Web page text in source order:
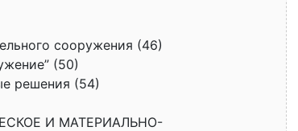
сооружения (46)
(50)
решения (54)
И МАТЕРИАЛЬНО-